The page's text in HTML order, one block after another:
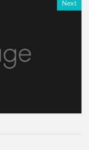
Next